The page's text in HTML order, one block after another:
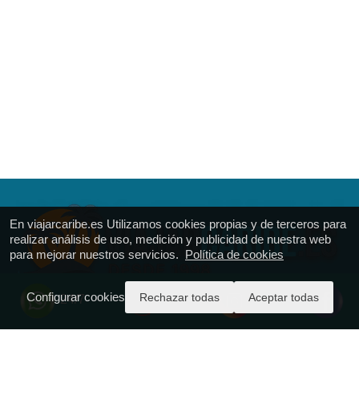
24/7
En viajarcaribe.es Utilizamos cookies propias y de terceros para
realizar análisis de uso, medición y publicidad de nuestra web
para mejorar nuestros servicios. Política de cookies
Configurar cookies Rechazar todas Aceptar todas